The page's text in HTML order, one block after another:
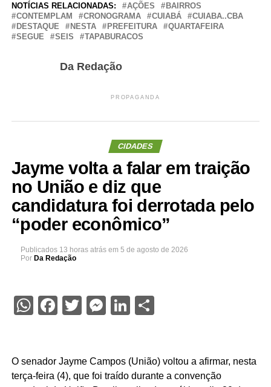
NOTÍCIAS RELACIONADAS: AÇÕES
BAIRROS
CONTEMPLAM
CRONOGRAMA CUIABÁ
CUIABA..CBA
DESTAQUE
NESTA PREFEITURA
QUARTAFEIRA
SEGUE
SEIS TAPABURACOS
Da Redação
PROPAGANDA
CIDADES
Jayme volta a falar em traição
no União e diz que
candidatura foi derrotada pelo
“poder econômico”
Publicados 13 horas atrás em 5 de agosto de 2026
Por Da Redação
WhatsApp
Facebook
Twitter
Messenger
LinkedIn
Share
O senador Jayme Campos (União) voltou a afirmar, nesta
terça-feira (4), que foi traído durante a convenção